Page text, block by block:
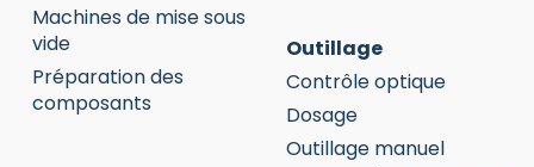
Machines de mise sous
vide
Préparation des
composants
Outillage
Contrôle optique
Dosage
Outillage manuel